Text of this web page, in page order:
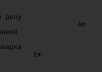
делу
Am
Em